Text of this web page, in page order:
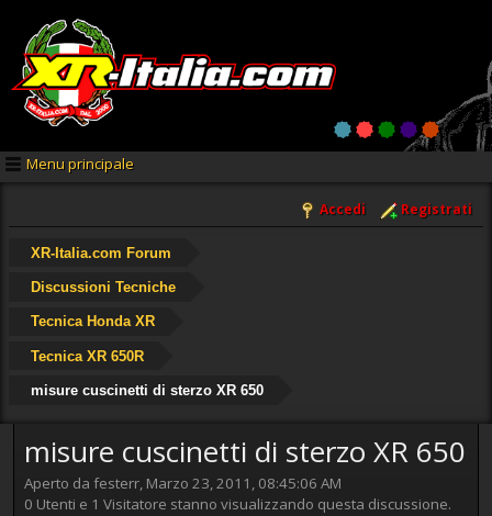
Menu principale
Accedi Registrati
XR-Italia.com Forum
Discussioni Tecniche
Tecnica Honda XR
Tecnica XR 650R
misure cuscinetti di sterzo XR 650
misure cuscinetti di sterzo XR 650
Aperto da festerr, Marzo 23, 2011, 08:45:06 AM
0 Utenti e 1 Visitatore stanno visualizzando questa discussione.